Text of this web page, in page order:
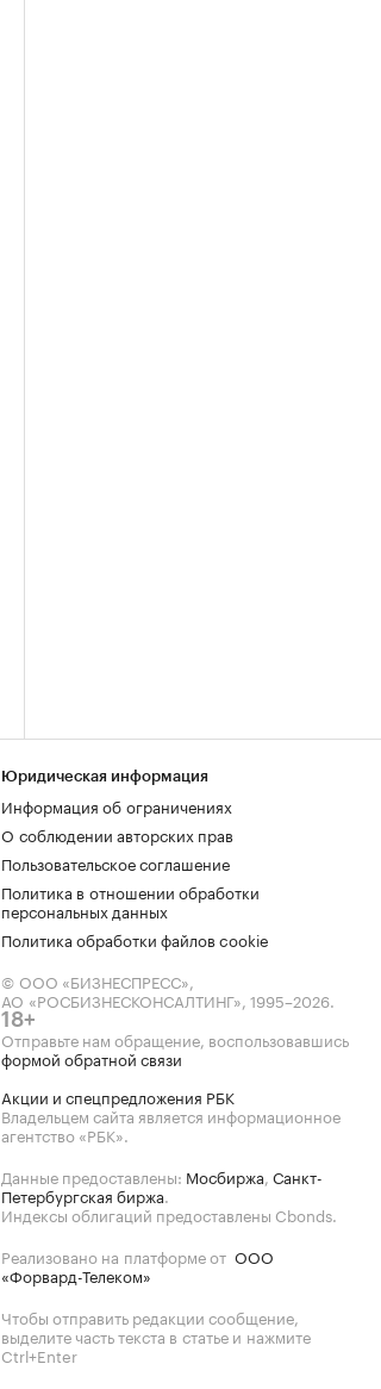
Юридическая информация
Информация об ограничениях
О соблюдении авторских прав
Пользовательское соглашение
Политика в отношении обработки
персональных данных
Политика обработки файлов cookie
© ООО «БИЗНЕСПРЕСС»,
АО «РОСБИЗНЕСКОНСАЛТИНГ», 1995–2026.
18+
Отправьте нам обращение, воспользовавшись
формой обратной связи
Акции и спецпредложения РБК
Владельцем сайта является информационное
агентство «РБК».
Данные предоставлены: Мосбиржа, Санкт-
Петербургская биржа.
Индексы облигаций предоставлены Cbonds.
Реализовано на платформе от ООО
«Форвард-Телеком»
Чтобы отправить редакции сообщение,
выделите часть текста в статье и нажмите
Ctrl+Enter